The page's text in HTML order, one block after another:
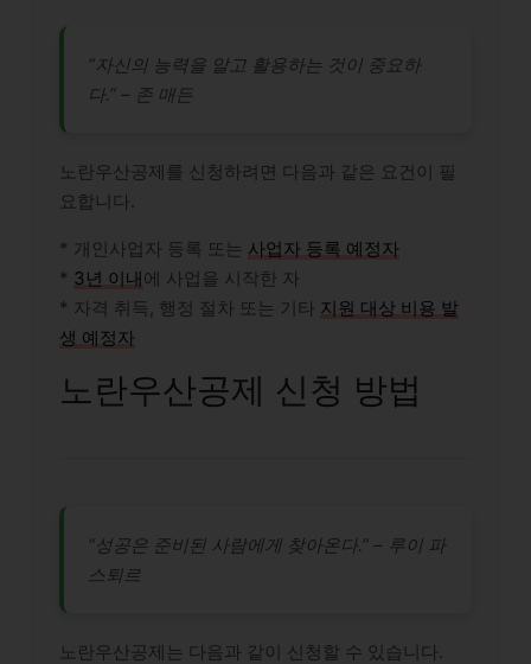
“자신의 능력을 알고 활용하는 것이 중요하
다.” – 존 매든
노란우산공제를 신청하려면 다음과 같은 요건이 필
요합니다.
* 개인사업자 등록 또는 사업자 등록 예정자
* 3년 이내에 사업을 시작한 자
* 자격 취득, 행정 절차 또는 기타 지원 대상 비용 발
생 예정자
노란우산공제 신청 방법
“성공은 준비된 사람에게 찾아온다.” – 루이 파
스퇴르
노란우산공제는 다음과 같이 신청할 수 있습니다.